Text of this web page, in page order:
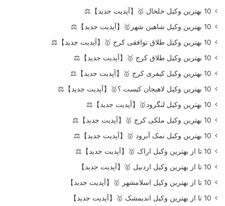
10 بهترین وکیل خلخال 🥇【آپدیت جدید】⚖️
10 بهترین وکیل شاهین شهر🥇【آپدیت جدید】⚖️
10 بهترین وکیل طلاق توافقی کرج 🥇【آپدیت جدید】⚖️
10 بهترین وکیل طلاق کرج 🥇【آپدیت جدید】⚖️
10 بهترین وکیل کیفری کرج 🥇【آپدیت جدید】⚖️
10 بهترین وکیل لاهیجان کیست ؟🥇【آپدیت جدید】⚖️
10 بهترین وکیل لنگرود🥇【آپدیت جدید】⚖️
10 بهترین وکیل ملکی کرج 🥇【آپدیت جدید】⚖️
10 بهترین وکیل نمک آبرود 🥇【آپدیت جدید】⚖️
10 تا از بهترین وکیل اراک 🥇【آپدیت جدید】⚖️
10 تا از بهترین وکیل اردبیل 🥇【آپدیت جدید】
10 تا از بهترین وکیل اسلامشهر 🥇【آپدیت جدید】
10 تا از بهترین وکیل اندیمشک 🥇【آپدیت جدید】